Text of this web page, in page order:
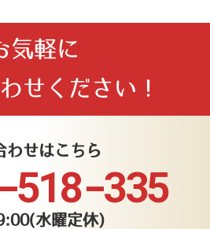
気軽に
せください！
わせはこちら
518-335
水曜定休)